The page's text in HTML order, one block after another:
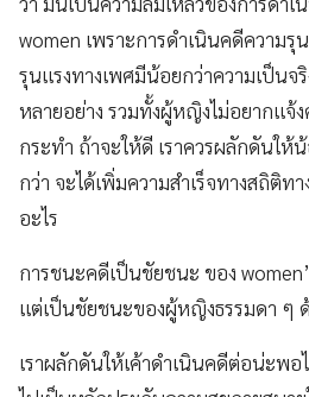
women เพราะการดำเนินคดีความรุ
รุนแรงทางเพศมีน้อยกว่าความเป็นจ
หลายอย่าง รวมทั้งผู้หญิงไม่อยากแจ้
กระทำ ถ้าจะให้ดี เราควรผลักดันใ
กว่า จะได้เพิ่มความสำเร็จทางสถิติท
อะไร
การชนะคดีเป็นชัยชนะ ของ
แต่เป็นชัยชนะของผู้หญิงธรรมดา ๆ
เราผลักดันให้เค้าดำเนินคดีต่อน่ะพอไ